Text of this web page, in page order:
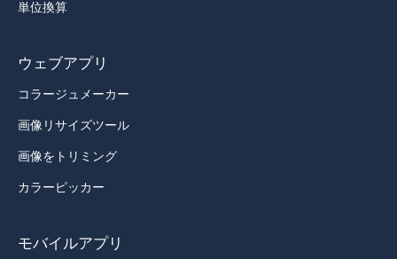
単位換算
ウェブアプリ
コラージュメーカー
画像リサイズツール
画像をトリミング
カラーピッカー
モバイルアプリ